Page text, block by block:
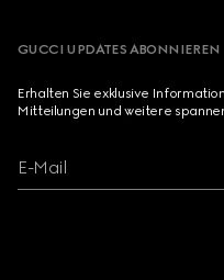
GUCCI UPDATES ABONNIEREN
Erhalten Sie exklusive
Mitteilungen und weitere
E-Mail